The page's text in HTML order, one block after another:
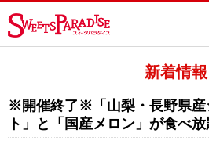
新着情報
※開催終了※「山梨・長野県産
ト」と「国産メロン」が食べ放